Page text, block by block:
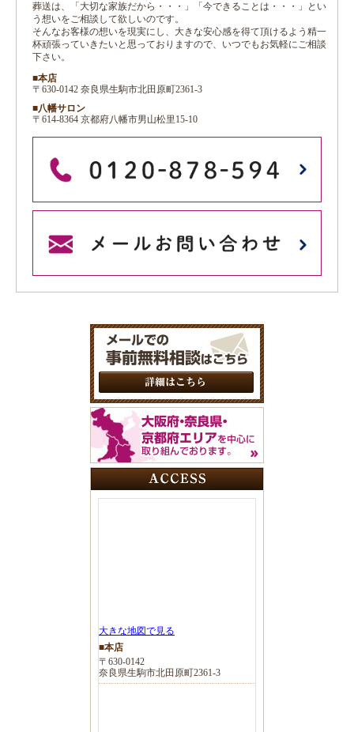
葬送は、「大切な家族だから・・・」「今できることは・・・」とい
う想いをご相談して欲しいのです。
そんなお客様の想いを現実にし、大きな安心感を得て頂けるよう精一
杯頑張っていきたいと思っておりますので、いつでもお気軽にご相談
下さい。
■本店
〒630-0142 奈良県生駒市北田原町2361-3
■八幡サロン
〒614-8364 京都府八幡市男山松里15-10
大きな地図で見る
■本店
〒630-0142
奈良県生駒市北田原町2361-3